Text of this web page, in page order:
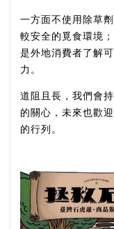
一方面不使用除草
較安全的覓食環境
是外地消費者了解
力。
道阻且長，我們會
的關心，未來也歡
的行列。